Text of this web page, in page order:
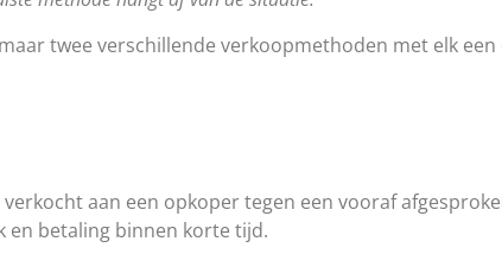
twee verschillende verkoopmethoden met elk
aan een opkoper tegen een vooraf
en betaling binnen korte tijd.